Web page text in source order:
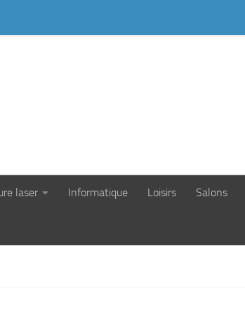
laser Informatique Loisirs Salons